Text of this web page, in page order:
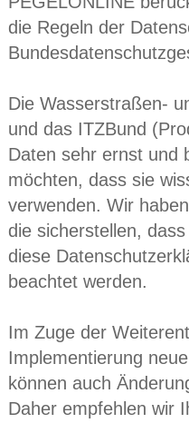
die Regeln der
Die Wasserstraßen-
und das ITZBund
Daten sehr ernst und
möchten, dass sie
verwenden. Wir
die sicherstellen,
diese
beachtet werden.
Im Zuge der
Implementierung
können auch
Daher empfehlen wir